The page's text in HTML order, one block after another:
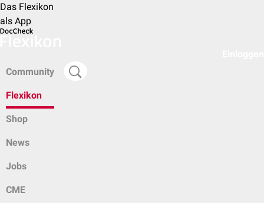
Das Flexikon
als App
Community
Flexikon
Shop
News
Jobs
CME